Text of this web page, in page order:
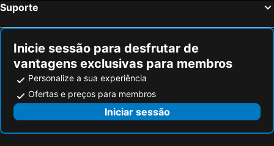
Suporte
Inicie sessão para desfrutar de
vantagens exclusivas para membros
Personalize a sua experiência
Ofertas e preços para membros
Iniciar sessão